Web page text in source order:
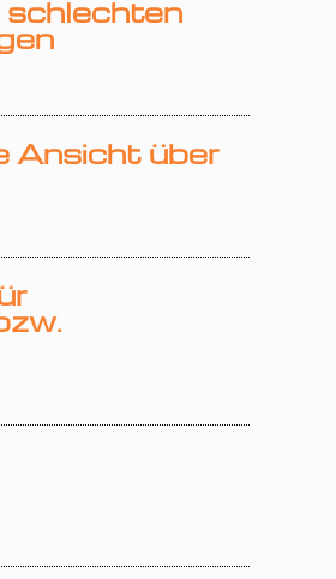
schlechten
Ansicht über